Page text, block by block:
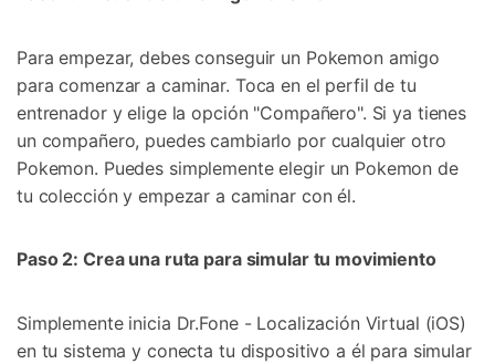
Para empezar, debes conseguir un Pokemon amigo
para comenzar a caminar. Toca en el perfil de tu
entrenador y elige la opción "Compañero". Si ya tienes
un compañero, puedes cambiarlo por cualquier otro
Pokemon. Puedes simplemente elegir un Pokemon de
tu colección y empezar a caminar con él.
Paso 2: Crea una ruta para simular tu movimiento
Simplemente inicia Dr.Fone - Localización Virtual (iOS)
en tu sistema y conecta tu dispositivo a él para simular
Abrir App Prueba Online